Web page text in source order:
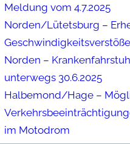
Meldung vom 4.7.2025
Norden/Lütetsburg –
Norden –
unterwegs 30.6.2025
Halbemond/Hage –
im Motodrom